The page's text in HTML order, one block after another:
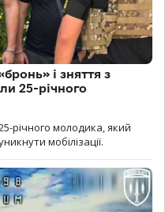
і зняття з
25-річного
річного молодика, який
мобілізації.